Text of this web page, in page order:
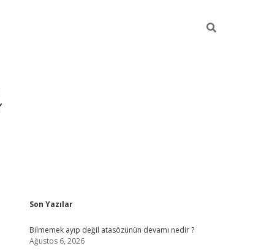
Sidebar
Son Yazılar
Bilmemek ayıp değil atasözünün devamı nedir ?
Ağustos 6, 2026